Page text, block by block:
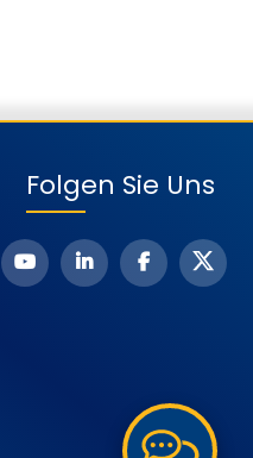
Folgen Sie Uns